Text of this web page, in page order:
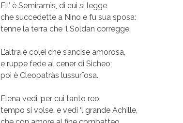
Ell’ è Semiramìs, di cui si legge
che succedette a Nino e fu sua sposa:
tenne la terra che ‘l Soldan corregge.
L’altra è colei che s’ancise amorosa,
e ruppe fede al cener di Sicheo;
poi è Cleopatràs lussurïosa.
Elena vedi, per cui tanto reo
tempo si volse, e vedi ‘l grande Achille,